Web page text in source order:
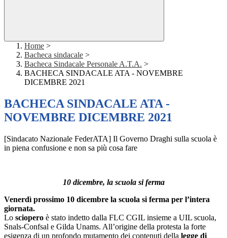
Home >
Bacheca sindacale >
Bacheca Sindacale Personale A.T.A. >
BACHECA SINDACALE ATA - NOVEMBRE
DICEMBRE 2021
BACHECA SINDACALE ATA -
NOVEMBRE DICEMBRE 2021
[Sindacato Nazionale FederATA] Il Governo Draghi sulla scuola è
in piena confusione e non sa più cosa fare
10 dicembre, la scuola si ferma
Venerdì prossimo 10 dicembre la scuola si ferma per l’intera
giornata.
Lo sciopero è stato indetto dalla FLC CGIL insieme a UIL scuola,
Snals-Confsal e Gilda Unams. All’origine della protesta la forte
esigenza di un profondo mutamento dei contenuti della legge di